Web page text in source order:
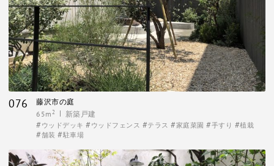
076
藤沢市の庭
65m 2 新築戸建
ウッドデッキ ウッドフェンス テラス 家庭菜園 手すり
植栽
舗装
駐車場